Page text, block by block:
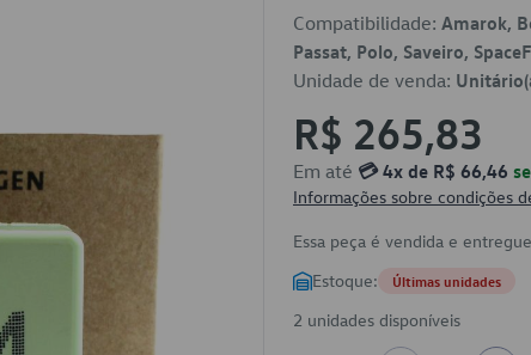
Compatibilidade: Amarok,
Passat, Polo, Saveiro,
Unidade de venda:
R$ 265,83
Em até 💳 4x de R$ 66,46
Informações sobre condições
Essa peça é vendida e
Estoque: Últimas unidades
2 unidades disponíveis